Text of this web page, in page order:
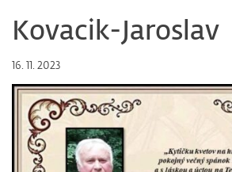
Kovacik-Jaroslav
16. 11. 2023